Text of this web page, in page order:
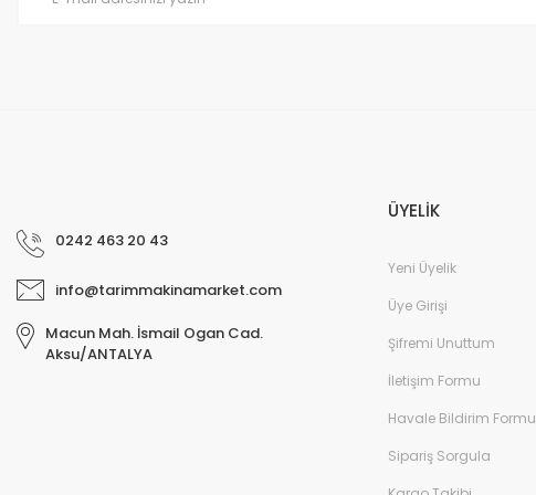
0242 463 20 43
info@tarimmakinamarket.com
Macun Mah. İsmail Ogan Cad.
Aksu/ANTALYA
ÜYELİK
Yeni Üyelik
Üye Girişi
Şifremi Unuttum
İletişim Formu
Havale Bildirim Formu
Sipariş Sorgula